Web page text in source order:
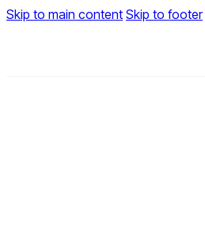
Skip to main content Skip to footer